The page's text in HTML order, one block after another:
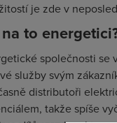
je zde v
to
společnosti se
služby svým
distributoři
takže spíše